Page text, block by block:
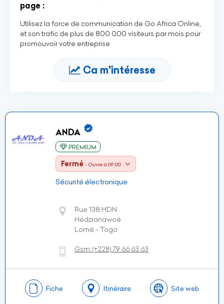
page :
Utilisez la force de communication de Go Africa Online,
et son trafic de plus de 800 000 visiteurs par mois pour
promouvoir votre entreprise
Ca m'intéresse
ANDA
PREMIUM
Fermé - Ouvre à 09:00
Sécurité électronique
Rue 138 HDN
Hédzranawoé
Lomé - Togo
Gsm:(+228)79 66 63 63
Fiche Itinéraire Site web